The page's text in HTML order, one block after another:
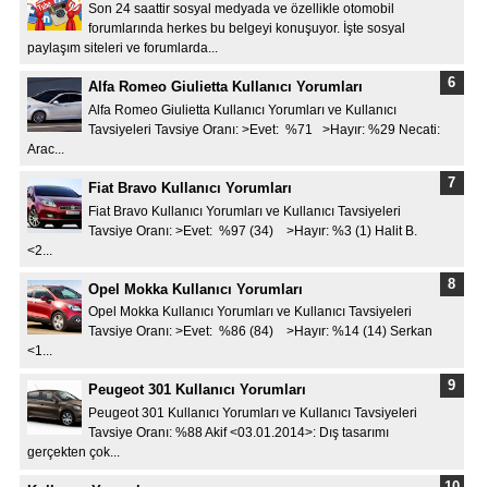
Son 24 saattir sosyal medyada ve özellikle otomobil
forumlarında herkes bu belgeyi konuşuyor. İşte sosyal
paylaşım siteleri ve forumlarda...
Alfa Romeo Giulietta Kullanıcı Yorumları
Alfa Romeo Giulietta Kullanıcı Yorumları ve Kullanıcı
Tavsiyeleri Tavsiye Oranı: >Evet: %71 >Hayır: %29 Necati:
Arac...
Fiat Bravo Kullanıcı Yorumları
Fiat Bravo Kullanıcı Yorumları ve Kullanıcı Tavsiyeleri
Tavsiye Oranı: >Evet: %97 (34) >Hayır: %3 (1) Halit B.
<2...
Opel Mokka Kullanıcı Yorumları
Opel Mokka Kullanıcı Yorumları ve Kullanıcı Tavsiyeleri
Tavsiye Oranı: >Evet: %86 (84) >Hayır: %14 (14) Serkan
<1...
Peugeot 301 Kullanıcı Yorumları
Peugeot 301 Kullanıcı Yorumları ve Kullanıcı Tavsiyeleri
Tavsiye Oranı: %88 Akif <03.01.2014>: Dış tasarımı
gerçekten çok...